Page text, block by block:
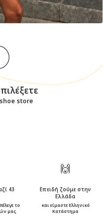
store
43
το
μας
🙌
Επειδή ζούμε στην
Ελλάδα
και είμαστε Ελληνικό
Κατάστημα